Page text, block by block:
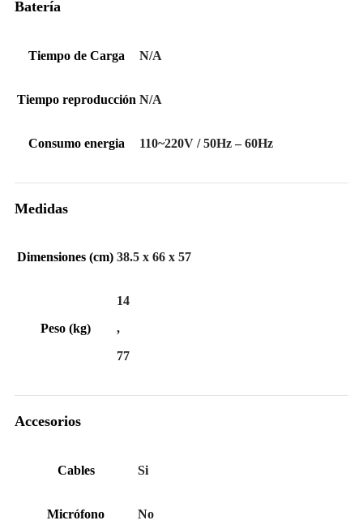
Batería
Tiempo de Carga N/A
Tiempo reproducción N/A
Consumo energia 110~220V / 50Hz – 60Hz
Medidas
Dimensiones (cm) 38.5 x 66 x 57
Peso (kg)
14
,
77
Accesorios
Cables Si
Micrófono No